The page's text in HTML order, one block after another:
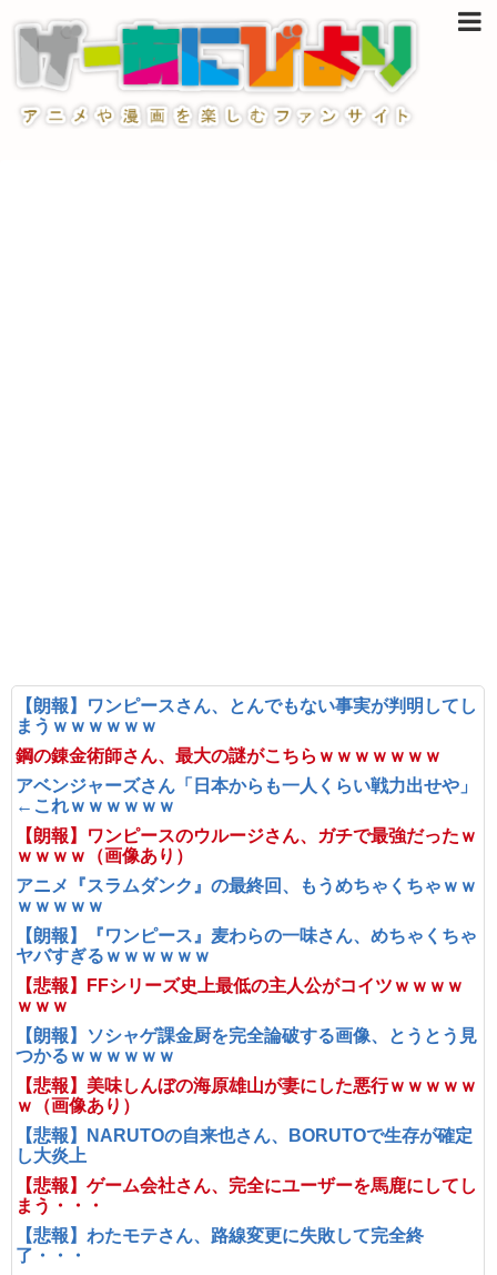
【朗報】ワンピースさん、とんでもない事実が判明してし
まうｗｗｗｗｗｗ
鋼の錬金術師さん、最大の謎がこちらｗｗｗｗｗｗｗ
アベンジャーズさん「日本からも一人くらい戦力出せや」
←これｗｗｗｗｗｗ
【朗報】ワンピースのウルージさん、ガチで最強だったｗ
ｗｗｗｗ（画像あり）
アニメ『スラムダンク』の最終回、もうめちゃくちゃｗｗ
ｗｗｗｗｗ
【朗報】『ワンピース』麦わらの一味さん、めちゃくちゃ
ヤバすぎるｗｗｗｗｗｗ
【悲報】FFシリーズ史上最低の主人公がコイツｗｗｗｗ
ｗｗｗ
【朗報】ソシャゲ課金厨を完全論破する画像、とうとう見
つかるｗｗｗｗｗｗ
【悲報】美味しんぼの海原雄山が妻にした悪行ｗｗｗｗｗ
ｗ（画像あり）
【悲報】NARUTOの自来也さん、BORUTOで生存が確定
し大炎上
【悲報】ゲーム会社さん、完全にユーザーを馬鹿にしてし
まう・・・
【悲報】わたモテさん、路線変更に失敗して完全終
了・・・